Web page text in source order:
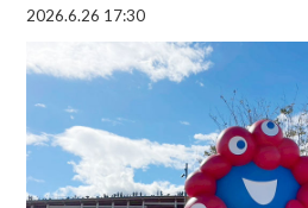
2026.6.26 17:30